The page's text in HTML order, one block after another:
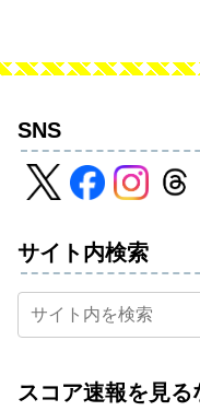
SNS
サイト内検索
スコア速報を見る